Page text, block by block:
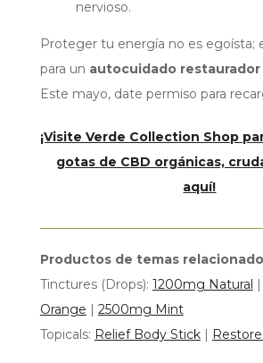
nervioso.
Proteger tu energía no es egoísta;
para un autocuidado restaurador
Este mayo, date permiso para
¡Visite Verde Collection Shop
gotas de CBD orgánicas,
aquí!
Productos de temas
Tinctures (Drops): 1200mg Natural |
Orange | 2500mg Mint
Topicals: Relief Body Stick|